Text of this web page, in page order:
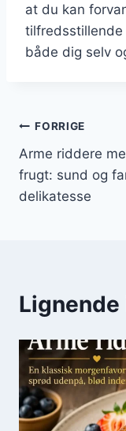
at du kan
både dig selv
FORRIGE
Arme riddere
frugt: sund og
delikatesse